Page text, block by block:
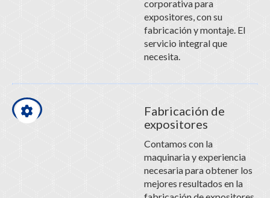
corporativa para
expositores, con su
fabricación y montaje. El
servicio integral que
necesita.
Fabricación de
expositores
Contamos con la
maquinaria y experiencia
necesaria para obtener los
mejores resultados en la